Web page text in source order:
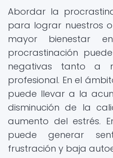
Abordar la
para lograr nuestros
mayor bienestar
procrastinación
negativas tanto a
profesional. En el
puede llevar a la
disminución de la
aumento del estrés.
puede generar
frustración y baja